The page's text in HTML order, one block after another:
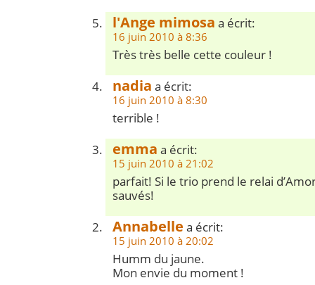
l'Ange mimosa a écrit:
16 juin 2010 à 8:36
Très très belle cette couleur !
nadia a écrit:
16 juin 2010 à 8:30
terrible !
emma a écrit:
15 juin 2010 à 21:02
parfait! Si le trio prend le relai
sauvés!
Annabelle a écrit:
15 juin 2010 à 20:02
Humm du jaune.
Mon envie du moment !